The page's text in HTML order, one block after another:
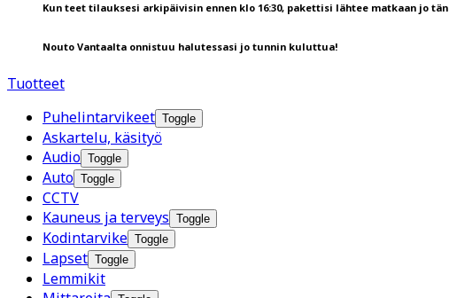
Kun teet tilauksesi arkipäivisin ennen klo 16:30, pakettisi lähtee matkaan jo
Nouto Vantaalta onnistuu halutessasi jo tunnin kuluttua!
Tuotteet
Puhelintarvikeet Toggle
Askartelu, käsityö
Audio Toggle
Auto Toggle
CCTV
Kauneus ja terveys Toggle
Kodintarvike Toggle
Lapset Toggle
Lemmikit